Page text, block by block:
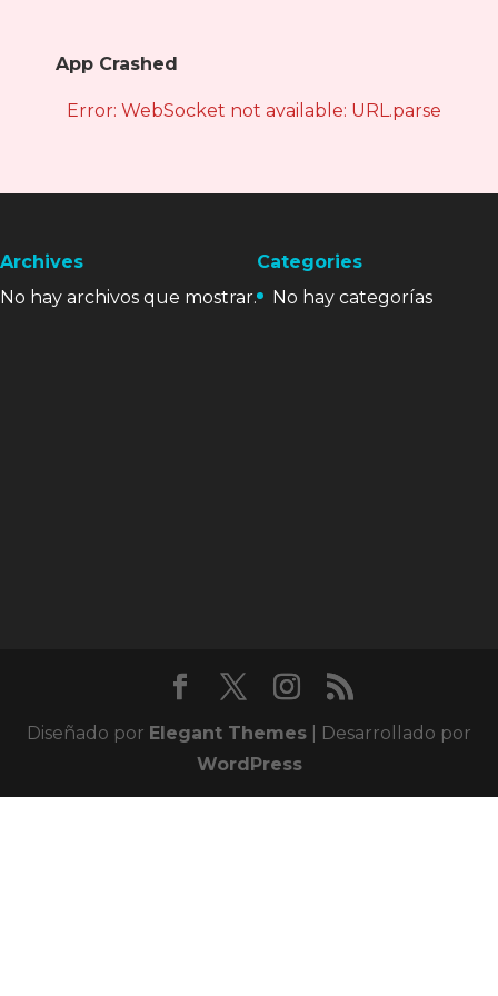
App Crashed
Error: WebSocket not available: URL.parse is
Archives
No hay archivos que mostrar.
Categories
No hay categorías
Diseñado por Elegant Themes | Desarrollado por
WordPress